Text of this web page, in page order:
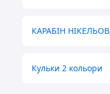
КАРАБІН
Кульки 2 кольори